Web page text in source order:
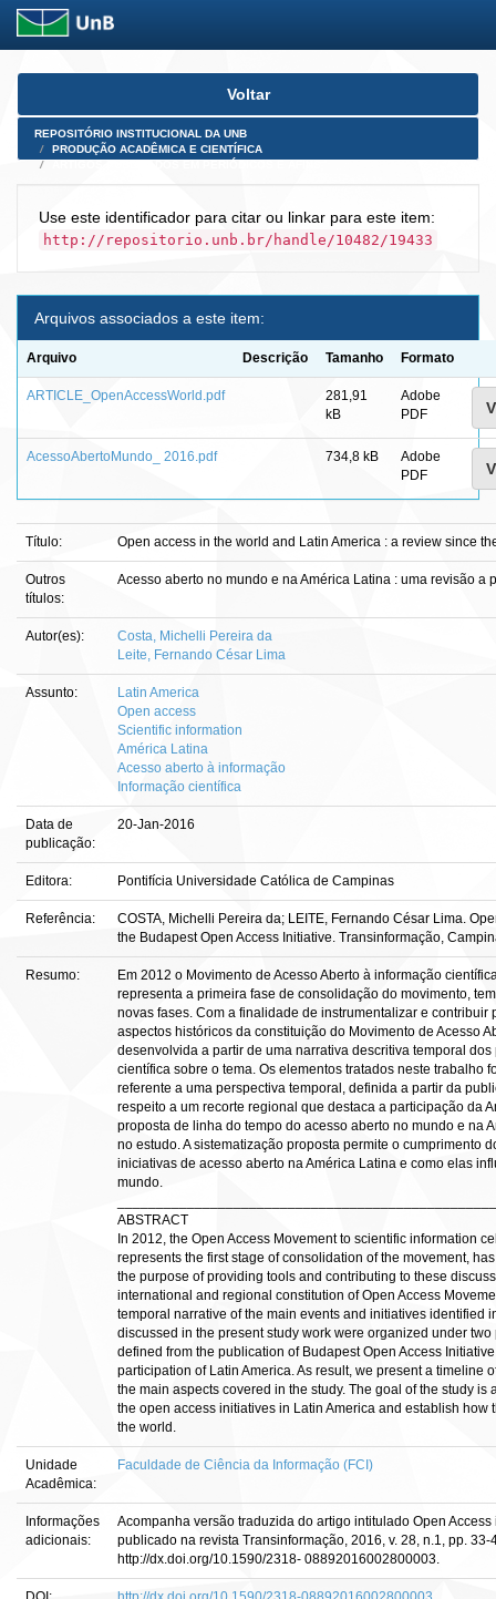
Skip
Voltar
REPOSITÓRIO INSTITUCIONAL DA UNB
PRODUÇÃO ACADÊMICA E CIENTÍFICA
Use este identificador para citar ou linkar para este item:
http://repositorio.unb.br/handle/10482/19433
Arquivos associados a este item:
Arquivo Descrição Tamanho Formato
ARTICLE_OpenAccessWorld.pdf
281,91
kB
Adobe
PDF
AcessoAbertoMundo_ 2016.pdf 734,8 kB
Adobe
PDF
Título: Open access in the world and Latin America : a review since
Outros
títulos:
Acesso aberto no mundo e na América Latina : uma revisão a
Autor(es):
Costa, Michelli Pereira da
Leite, Fernando César Lima
Assunto:
Latin America
Open access
Scientific information
América Latina
Acesso aberto à informação
Informação científica
Data de
publicação:
20-Jan-2016
Editora: Pontifícia Universidade Católica de Campinas
Referência:
COSTA, Michelli Pereira da; LEITE, Fernando César Lima.
the Budapest Open Access Initiative. Transinformação,
Resumo:
Em 2012 o Movimento de Acesso Aberto à informação
representa a primeira fase de consolidação do movimento,
novas fases. Com a finalidade de instrumentalizar e
aspectos históricos da constituição do Movimento de Acesso
desenvolvida a partir de uma narrativa descritiva temporal
científica sobre o tema. Os elementos tratados neste trabalho
referente a uma perspectiva temporal, definida a partir da
respeito a um recorte regional que destaca a participação da
proposta de linha do tempo do acesso aberto no mundo e na
no estudo. A sistematização proposta permite o cumprimento
iniciativas de acesso aberto na América Latina e como elas
mundo.
ABSTRACT
In 2012, the Open Access Movement to scientific information
represents the first stage of consolidation of the movement,
the purpose of providing tools and contributing to these
international and regional constitution of Open Access
temporal narrative of the main events and initiatives identified
discussed in the present study work were organized under
defined from the publication of Budapest Open Access
participation of Latin America. As result, we present a timeline
the main aspects covered in the study. The goal of the study
the open access initiatives in Latin America and establish
the world.
Unidade
Acadêmica:
Faculdade de Ciência da Informação (FCI)
Informações
adicionais:
Acompanha versão traduzida do artigo intitulado Open
publicado na revista Transinformação, 2016, v. 28, n.1, pp.
http://dx.doi.org/10.1590/2318- 08892016002800003.